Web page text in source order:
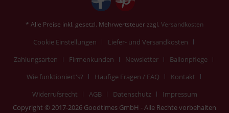
* Alle Preise inkl. gesetzl. Mehrwertsteuer zzgl. Versandkosten
Cookie Einstellungen
Liefer- und Versandkosten
Zahlungsarten
Firmenkunden Newsletter
Ballonpflege
Wie funktioniert's?
Häufige Fragen / FAQ
Kontakt
Widerrufsrecht
AGB Datenschutz
Impressum
Copyright © 2017-2026 Goodtimes GmbH - Alle Rechte vorbehalten